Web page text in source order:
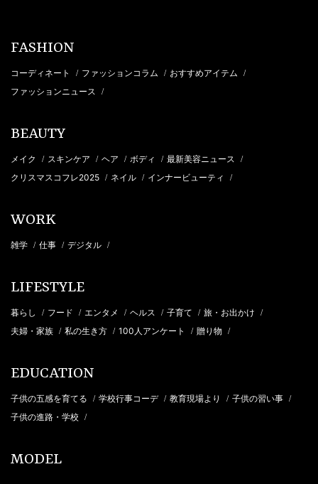
FASHION
コーディネート / ファッションコラム / おすすめアイテム /
ファッションニュース /
BEAUTY
メイク / スキンケア / ヘア / ボディ / 最新美容ニュース /
クリスマスコフレ2025 / ネイル / インナービューティ /
WORK
雑学 / 仕事 / デジタル /
LIFESTYLE
暮らし / フード / エンタメ / ヘルス / 子育て / 旅・お出かけ /
夫婦・家族 / 私の生き方 / 100人アンケート / 贈り物 /
EDUCATION
子供の五感を育てる / 学校行事コーデ / 教育現場より / 子供の習い事 /
子供の進路・学校 /
MODEL